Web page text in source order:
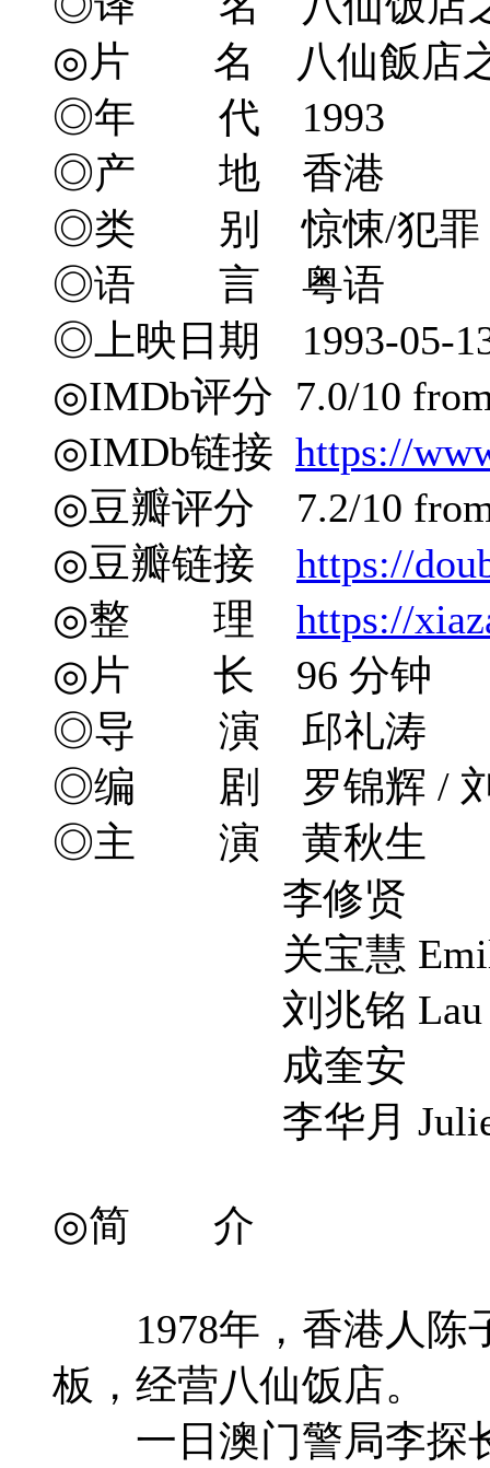
◎片 名 八仙飯店之
◎年 代 1993
◎产 地 香港
◎类 别 惊悚/犯罪
◎语 言 粤语
◎上映日期 1993-05-
◎IMDb评分 7.0/10 from
◎IMDb链接 https://
◎豆瓣评分 7.2/10 from
◎豆瓣链接 https://
◎整 理 https://
◎片 长 96 分钟
◎导 演 邱礼涛
◎编 剧 罗锦辉 / 刘
◎主 演 黄秋生
李修贤
关宝慧 Emily
刘兆铭 Lau
成奎安
李华月 Julie
◎简 介
1978年，香港人陈子
板，经营八仙饭店。
一日澳门警局李探长